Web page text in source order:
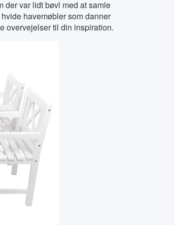
der var lidt bøvl med at samle
havemøbler som danner
overvejelser til din inspiration.